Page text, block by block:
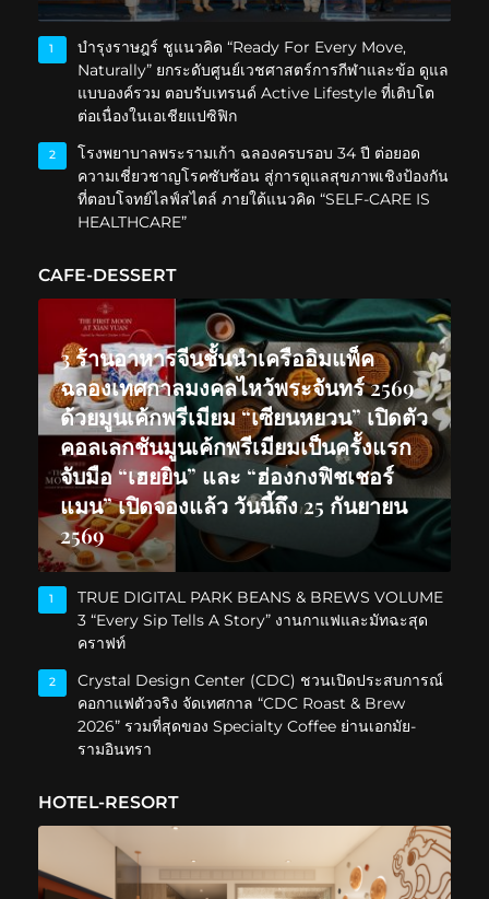
1
บำรุงราษฎร์ ชูแนวคิด “Ready For Every Move,
Naturally” ยกระดับศูนย์เวชศาสตร์การกีฬาและข้อ ดูแล
แบบองค์รวม ตอบรับเทรนด์ Active Lifestyle ที่เติบโต
ต่อเนื่องในเอเชียแปซิฟิก
2
โรงพยาบาลพระรามเก้า ฉลองครบรอบ 34 ปี ต่อยอด
ความเชี่ยวชาญโรคซับซ้อน สู่การดูแลสุขภาพเชิงป้องกัน
ที่ตอบโจทย์ไลฟ์สไตล์ ภายใต้แนวคิด “SELF-CARE IS
HEALTHCARE”
CAFE-DESSERT
3 ร้านอาหารจีนชั้นนำเครืออิมแพ็ค
ฉลองเทศกาลมงคลไหว้พระจันทร์ 2569
ด้วยมูนเค้กพรีเมียม “เซียนหยวน” เปิดตัว
คอลเลกชันมูนเค้กพรีเมียมเป็นครั้งแรก
จับมือ “เฮยยิน” และ “ฮ่องกงฟิชเชอร์
แมน” เปิดจองแล้ว วันนี้ถึง 25 กันยายน
2569
1
TRUE DIGITAL PARK BEANS & BREWS VOLUME
3 “Every Sip Tells A Story” งานกาแฟและมัทฉะสุด
คราฟท์
2
Crystal Design Center (CDC) ชวนเปิดประสบการณ์
คอกาแฟตัวจริง จัดเทศกาล “CDC Roast & Brew
2026” รวมที่สุดของ Specialty Coffee ย่านเอกมัย-
รามอินทรา
HOTEL-RESORT